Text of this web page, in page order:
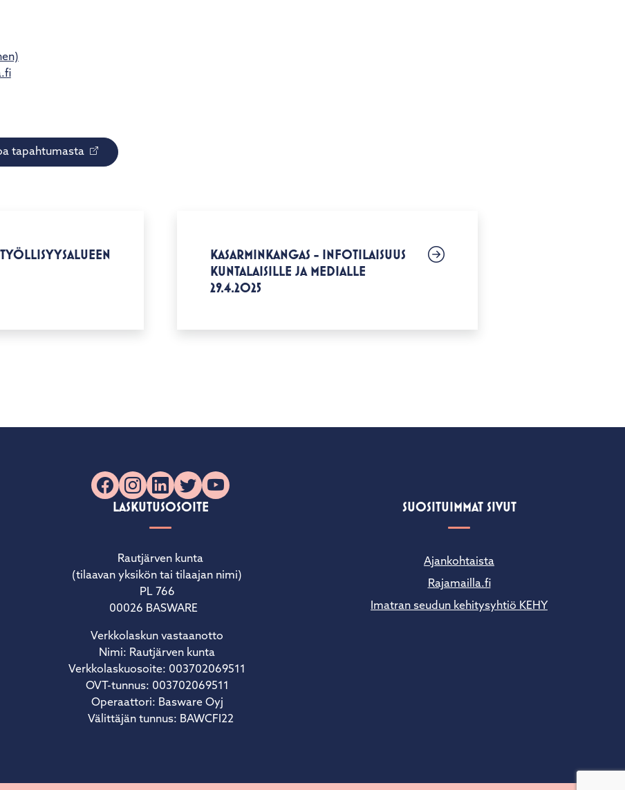
tapahtumasta
KASARMINKANGAS - INFOTILAISUUS
KUNTALAISILLE JA MEDIALLE
29.4.2025
Facebook
Instagram
LinkedIn
X YouTube
LASKUTUSOSOITE
Rautjärven kunta
(tilaavan yksikön tai tilaajan nimi)
PL 766
00026 BASWARE
Verkkolaskun vastaanotto
Nimi: Rautjärven kunta
Verkkolaskuosoite: 003702069511
OVT-tunnus: 003702069511
Operaattori: Basware Oyj
Välittäjän tunnus: BAWCFI22
SUOSITUIMMAT SIVUT
Ajankohtaista
Rajamailla.fi
Imatran seudun kehitysyhtiö KEHY